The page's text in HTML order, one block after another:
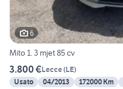
6
Mito 1. 3 mjet 85 cv
3.800 €Lecce(LE)
Usato
04/2013 172000 Km